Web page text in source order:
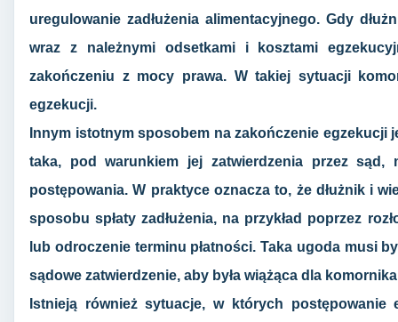
uregulowanie zadłużenia alimentacyjnego. Gdy
wraz z należnymi odsetkami i kosztami
zakończeniu z mocy prawa. W takiej sytuacji
egzekucji.
Innym istotnym sposobem na zakończenie egzekucji
taka, pod warunkiem jej zatwierdzenia przez sąd,
postępowania. W praktyce oznacza to, że dłużnik i
sposobu spłaty zadłużenia, na przykład poprzez
lub odroczenie terminu płatności. Taka ugoda musi
sądowe zatwierdzenie, aby była wiążąca dla
Istnieją również sytuacje, w których postępowanie